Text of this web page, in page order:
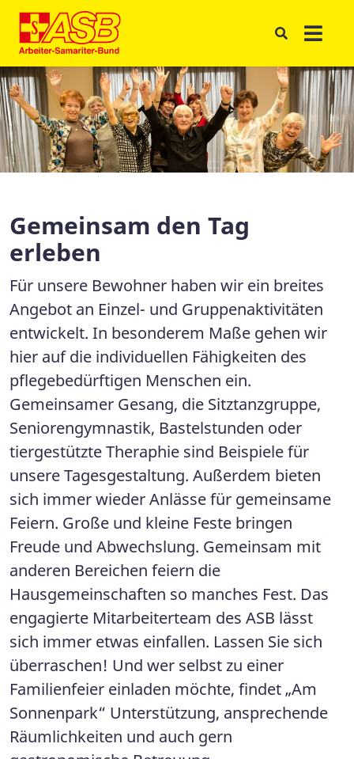
Gemeinsam den Tag
erleben
Für unsere Bewohner haben wir ein breites
Angebot an Einzel- und Gruppenaktivitäten
entwickelt. In besonderem Maße gehen wir
hier auf die individuellen Fähigkeiten des
pflegebedürftigen Menschen ein.
Gemeinsamer Gesang, die Sitztanzgruppe,
Seniorengymnastik, Bastelstunden oder
tiergestützte Theraphie sind Beispiele für
unsere Tagesgestaltung. Außerdem bieten
sich immer wieder Anlässe für gemeinsame
Feiern. Große und kleine Feste bringen
Freude und Abwechslung. Gemeinsam mit
anderen Bereichen feiern die
Hausgemeinschaften so manches Fest. Das
engagierte Mitarbeiterteam des ASB lässt
sich immer etwas einfallen. Lassen Sie sich
überraschen! Und wer selbst zu einer
Familienfeier einladen möchte, findet „Am
Sonnenpark“ Unterstützung, ansprechende
Räumlichkeiten und auch gern